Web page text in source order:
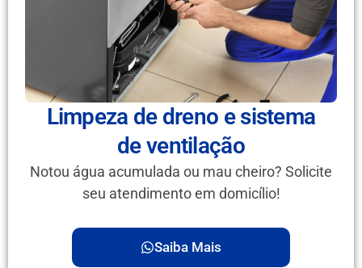
Limpeza de dreno e sistema
de ventilação
Notou água acumulada ou mau cheiro? Solicite
seu atendimento em domicílio!
Saiba Mais